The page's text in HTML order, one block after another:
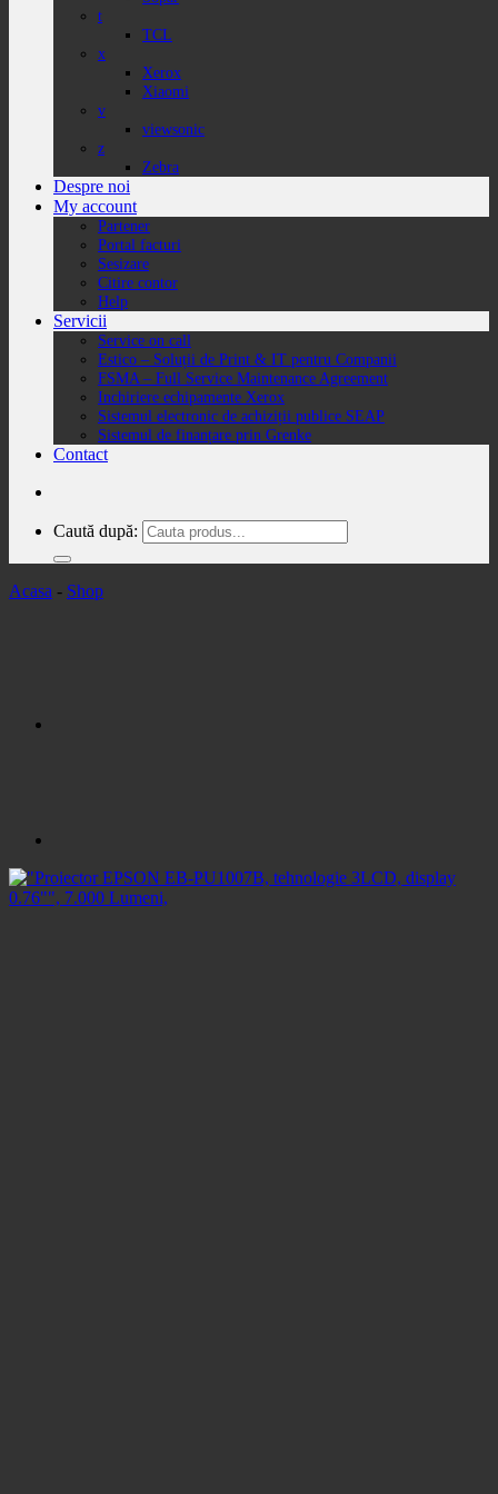
t
TCL
x
Xerox
Xiaomi
v
viewsonic
z
Zebra
Despre noi
My account
Partener
Portal facturi
Sesizare
Citire contor
Help
Servicii
Service on call
Estico – Soluții de Print & IT pentru Companii
FSMA – Full Service Maintenance Agreement
Inchiriere echipamente Xerox
Sistemul electronic de achiziții publice SEAP
Sistemul de finanțare prin Grenke
Contact
Caută după:
Acasa - Shop